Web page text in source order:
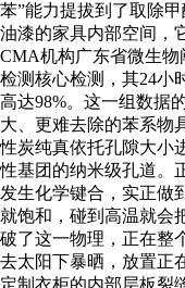
苯”能力提拔到了取除
油漆的家具内部空间，
CMA机构广东省微生
检测核心检测，其24小
高达98%。这一组数据
大、更难去除的苯系物
性炭纯真依托孔隙大小
性基团的纳米级孔道。
发生化学键合，实正做
就饱和，碰到高温就会
破了这一物理，正在整
去太阳下暴晒，放置正
定制衣柜的内部层板裂